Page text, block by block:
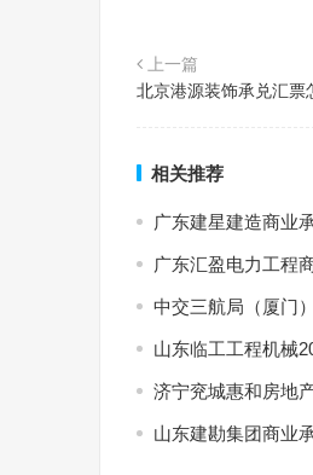
上一篇
北京港源装饰承兑汇票
相关推荐
广东建星建造商业
广东汇盈电力工程
中交三航局（厦门
山东临工工程机械
济宁兖城惠和房地
山东建勘集团商业